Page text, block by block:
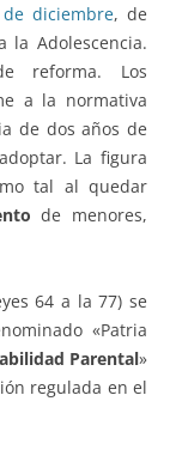
diciembre, de
la Adolescencia.
reforma. Los
a la normativa
de dos años de
La figura
tal al quedar
de menores,
64 a la 77) se
«Patria
Parental»
regulada en el